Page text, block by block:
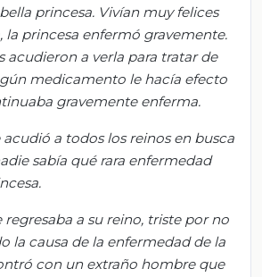
princesa. Vivían muy felices
la princesa enfermó gravemente.
acudieron a verla para tratar de
medicamento le hacía efecto
gravemente enferma.
a todos los reinos en busca
sabía qué rara enfermedad
regresaba a su reino, triste por no
la causa de la enfermedad de la
con un extraño hombre que